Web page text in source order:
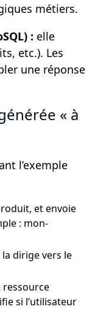
métiers.
: elle
etc.). Les
une réponse
« à
l’exemple
et envoie
: mon-
dirige vers le
ressource
si l’utilisateur